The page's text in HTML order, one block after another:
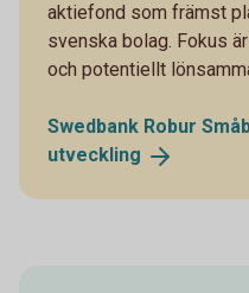
aktiefond som främst
svenska bolag. Fokus
och potentiellt
Swedbank Robur
utveckling